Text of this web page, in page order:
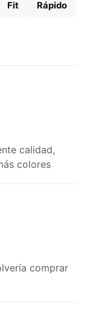
Fit Rápido
calidad,
colores
comprar